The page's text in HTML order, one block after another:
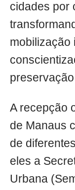
cidades por
mobilização
A recepção
de Manaus
de
eles a
Urbana